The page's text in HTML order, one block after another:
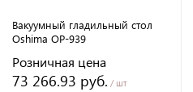
Вакуумный гладильный стол
Oshima OP-939
Розничная цена
73 266.93 руб. / шт